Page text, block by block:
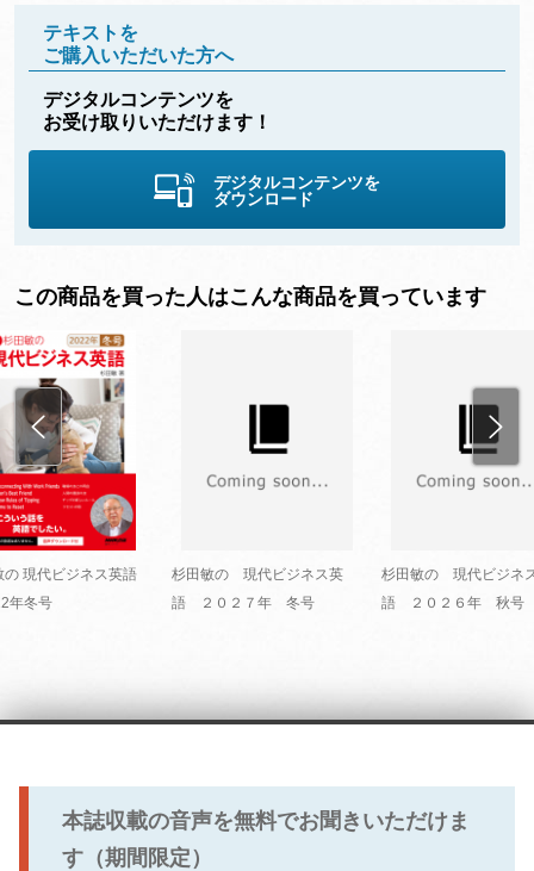
テキストを
ご購入いただいた方へ
デジタルコンテンツを
お受け取りいただけます！
デジタルコンテンツを
ダウンロード
この商品を買った人はこんな商品を買っています
の 現代ビジネス英語
冬号
杉田敏の 現代ビジネス英
語 ２０２７年 冬号
杉田敏の 現代ビジネ
語 ２０２６年 秋号
本誌収載の音声を無料でお聞きいただけま
す（期間限定）